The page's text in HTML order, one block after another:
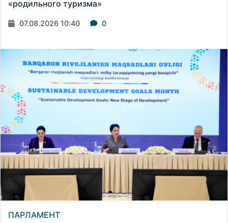
«родильного туризма»
07.08.2026 10:40 0
ПАРЛАМЕНТ